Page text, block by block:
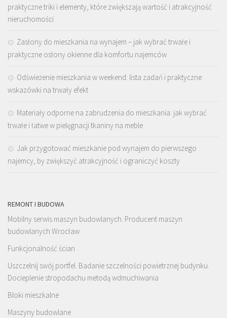
praktyczne triki i elementy, które zwiększają wartość i atrakcyjność
nieruchomości
Zasłony do mieszkania na wynajem – jak wybrać trwałe i
praktyczne osłony okienne dla komfortu najemców
Odświeżenie mieszkania w weekend: lista zadań i praktyczne
wskazówki na trwały efekt
Materiały odporne na zabrudzenia do mieszkania: jak wybrać
trwałe i łatwe w pielęgnacji tkaniny na meble
Jak przygotować mieszkanie pod wynajem do pierwszego
najemcy, by zwiększyć atrakcyjność i ograniczyć koszty
REMONT I BUDOWA
Mobilny serwis maszyn budowlanych. Producent maszyn
budowlanych Wrocław
Funkcjonalność ścian
Uszczelnij swój portfel. Badanie szczelności powietrznej budynku.
Docieplenie stropodachu metodą wdmuchiwania
Bloki mieszkalne
Maszyny budowlane